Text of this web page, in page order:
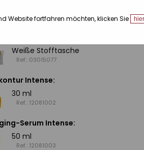
Website fortfahren möchten, klicken Sie hier
Weiße Stofftasche
Ref.: 03015077
Intense:
30 ml
Ref.: 12081002
Serum Intense:
50 ml
Ref.: 12081003